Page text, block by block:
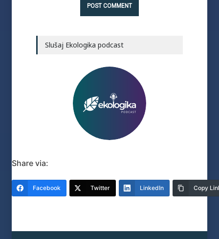
Slušaj Ekologika podcast
Share via:
Facebook Twitter LinkedIn Copy